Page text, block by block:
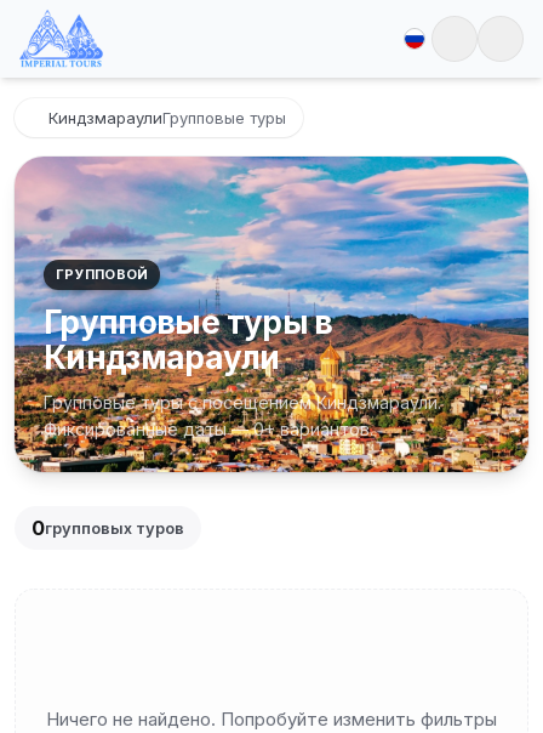
КиндзмараулиГрупповые туры
ГРУППОВОЙ
Групповые туры в
Киндзмараули
Групповые туры с посещением Киндзмараули.
Фиксированные даты — 0+ вариантов.
0групповых туров
Ничего не найдено. Попробуйте изменить фильтры